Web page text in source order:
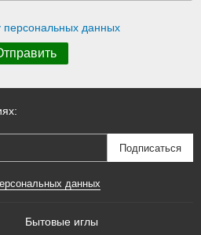
персональных данных
данных
Бытовые иглы